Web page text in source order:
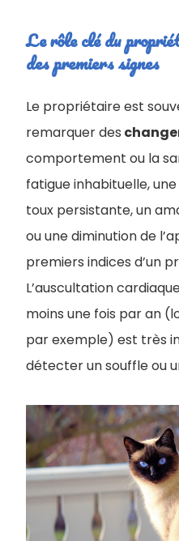
Le rôle clé du
des premiers signes
Le propriétaire est
remarquer des
comportement ou la
fatigue inhabituelle,
toux persistante, un
ou une diminution de
premiers indices d’un
L’auscultation
moins une fois par an
par exemple) est très
détecter un souffle ou